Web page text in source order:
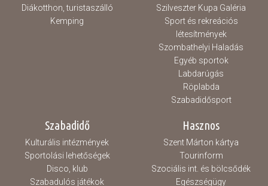
Diákotthon, turistaszálló
Kemping
Szilveszter Kupa Galéria
Sport és rekreációs
létesítmények
Szombathelyi Haladás
Egyéb sportok
Labdarúgás
Röplabda
Szabadidősport
Szabadidő
Kulturális intézmények
Sportolási lehetőségek
Disco, klub
Szabadulós játékok
Hasznos
Szent Márton kártya
Tourinform
Szociális int. és bölcsődék
Egészségügy